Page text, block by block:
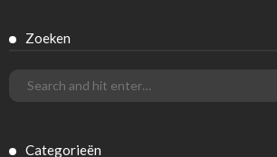
Zoeken
Categorieën